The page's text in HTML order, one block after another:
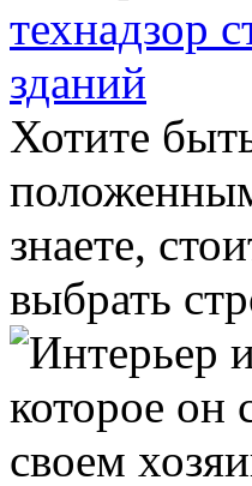
технадзор
зданий
Хотите
знаете,
выбрать